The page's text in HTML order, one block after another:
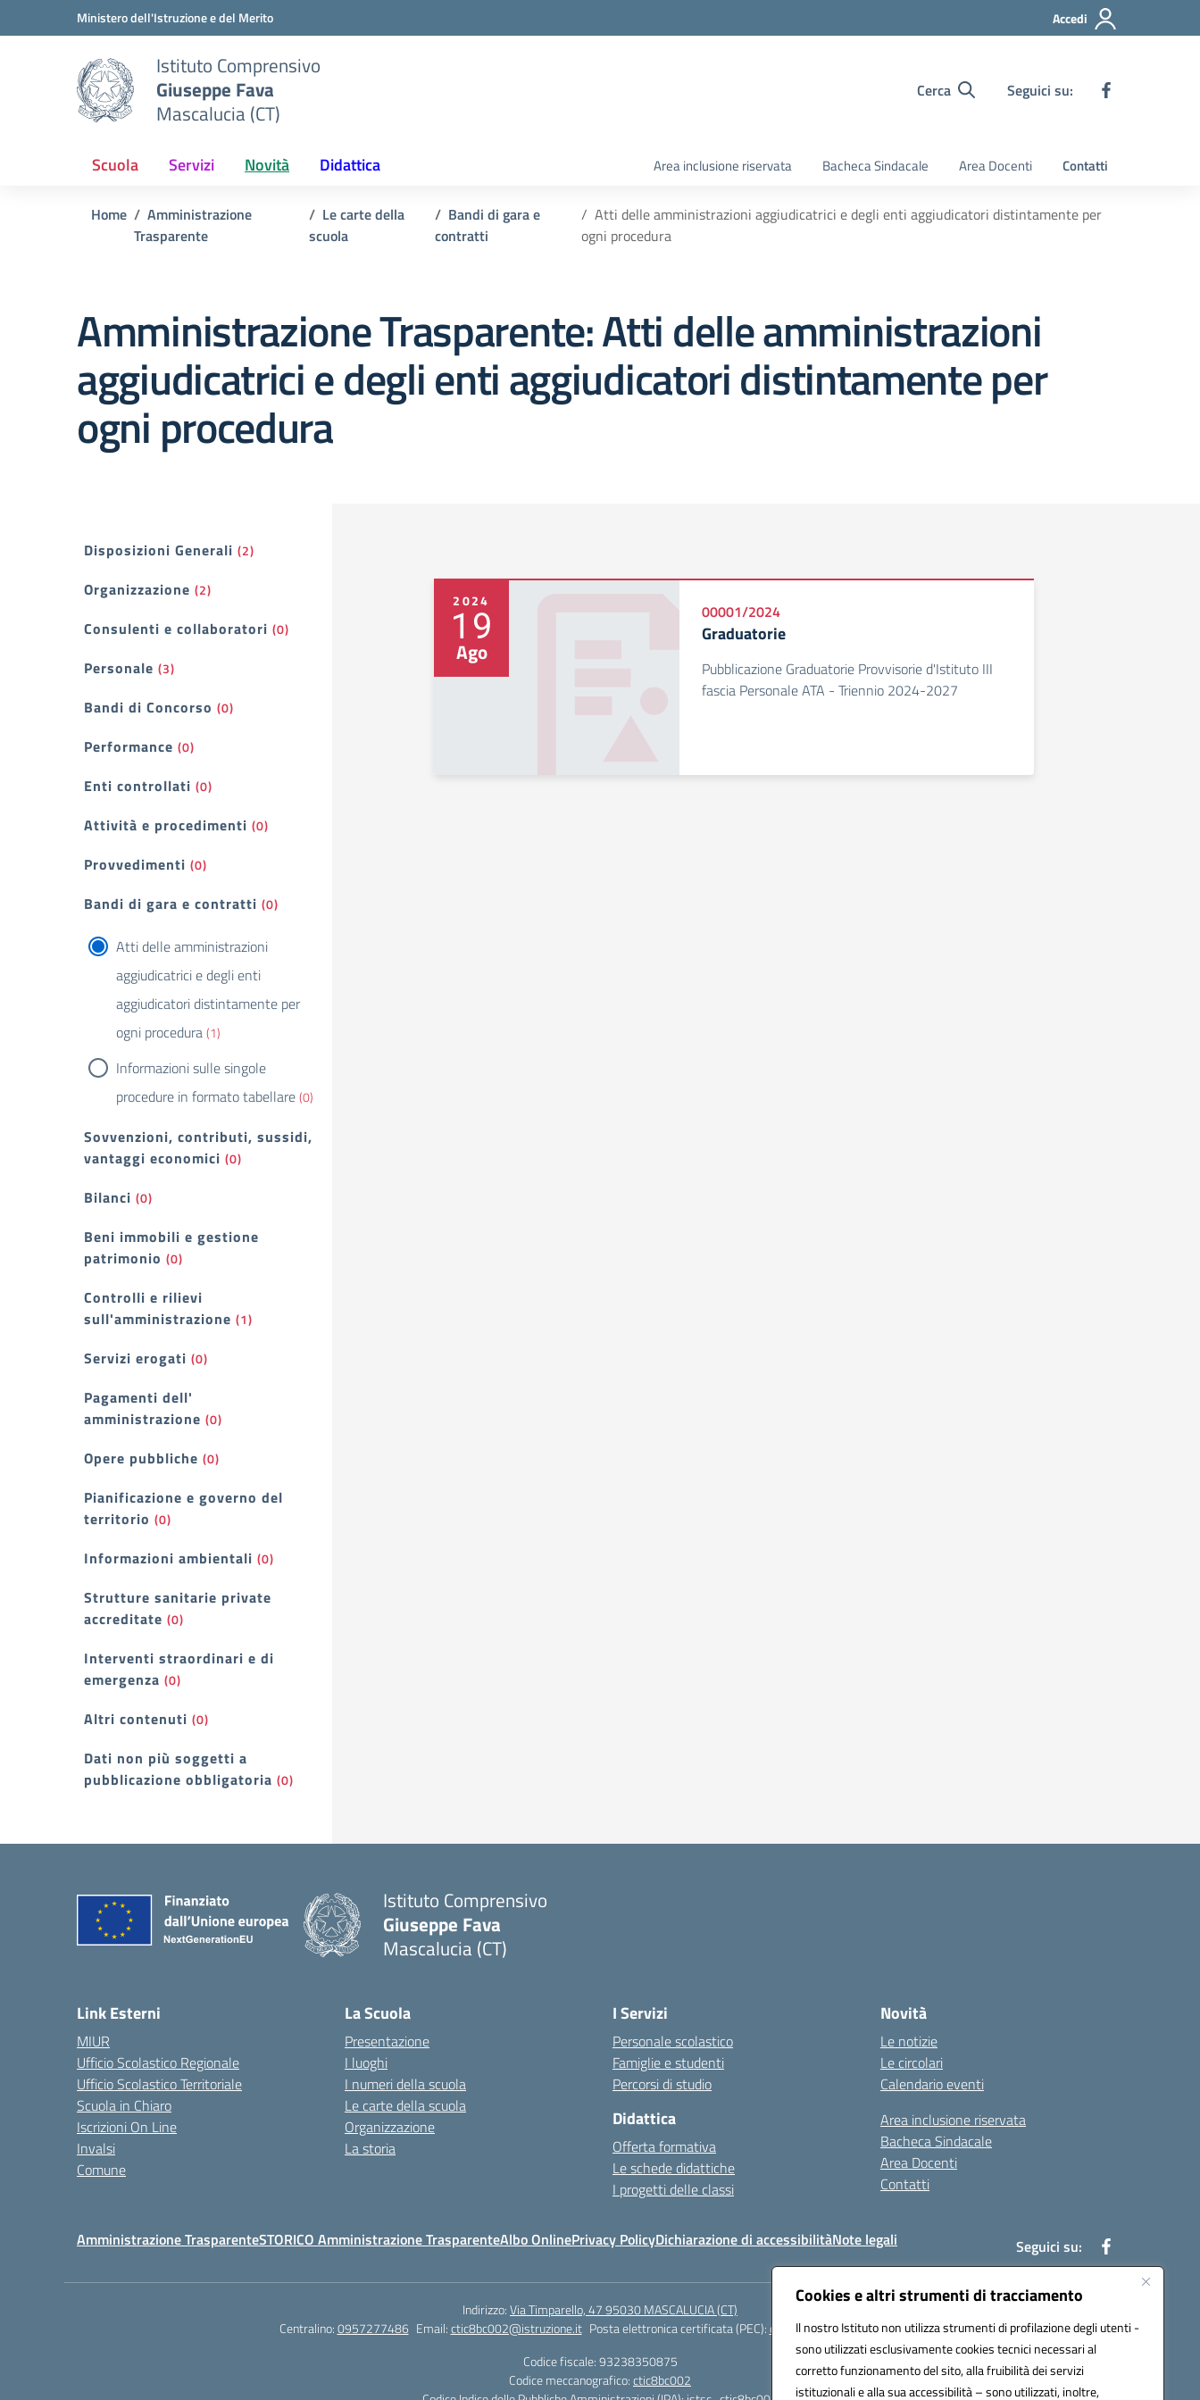
Cookies e altri strumenti di tracciamento
Il nostro Istituto non utilizza strumenti di profilazione degli utenti -
sono utilizzati esclusivamente cookies tecnici necessari al
corretto funzionamento del sito, alla fruibilità dei servizi
istituzionali e alla sua accessibilità – sono utilizzati, inoltre,
Vai ai contenuti
Vai al menu di navigazioneMinistero dell'Istruzione e del Merito Accedi
Istituto Comprensivo
Giuseppe Fava
Mascalucia (CT)
Cerca Seguici su:
Scuola Servizi Novità Didattica Area inclusione riservata Bacheca Sindacale Area Docenti Contatti
Home
Amministrazione
Trasparente
Le carte della
scuola
Bandi di gara e
contratti
Atti delle amministrazioni aggiudicatrici e degli enti aggiudicatori distintamente per
ogni procedura
Amministrazione Trasparente:Atti delle amministrazioni
aggiudicatrici e degli enti aggiudicatori distintamente per
ogni procedura
Filtri
Disposizioni Generali (2)
Organizzazione (2)
Consulenti e collaboratori (0)
Personale (3)
Bandi di Concorso (0)
Performance (0)
Enti controllati (0)
Attività e procedimenti (0)
Provvedimenti (0)
Bandi di gara e contratti (0)
Atti delle amministrazioni
aggiudicatrici e degli enti
aggiudicatori distintamente per
ogni procedura(1)
Informazioni sulle singole
procedure in formato tabellare(0)
Sovvenzioni, contributi, sussidi,
vantaggi economici (0)
Bilanci (0)
Beni immobili e gestione
patrimonio (0)
Controlli e rilievi
sull'amministrazione (1)
Servizi erogati (0)
Pagamenti dell'
amministrazione (0)
Opere pubbliche (0)
Pianificazione e governo del
territorio (0)
Informazioni ambientali (0)
Strutture sanitarie private
accreditate (0)
Interventi straordinari e di
emergenza (0)
Altri contenuti (0)
Dati non più soggetti a
pubblicazione obbligatoria (0)
2024
19
Ago
00001/2024
Graduatorie
Pubblicazione Graduatorie Provvisorie d'Istituto III
fascia Personale ATA - Triennio 2024-2027
Istituto Comprensivo
Giuseppe Fava
Mascalucia (CT)
Link Esterni
MIUR
Ufficio Scolastico Regionale
Ufficio Scolastico Territoriale
Scuola in Chiaro
Iscrizioni On Line
Invalsi
Comune
La Scuola
Presentazione
I luoghi
I numeri della scuola
Le carte della scuola
Organizzazione
La storia
I Servizi
Personale scolastico
Famiglie e studenti
Percorsi di studio
Didattica
Offerta formativa
Le schede didattiche
I progetti delle classi
Novità
Le notizie
Le circolari
Calendario eventi
Area inclusione riservata
Bacheca Sindacale
Area Docenti
Contatti
Amministrazione TrasparenteSTORICO Amministrazione TrasparenteAlbo OnlinePrivacy PolicyDichiarazione di accessibilitàNote legali Seguici su:
Indirizzo:Via Timparello, 47 95030 MASCALUCIA (CT)
Centralino:0957277486 Email:ctic8bc002@istruzione.it Posta elettronica certificata (PEC):ctic8bc002@pec.istruzione.it
Codice fiscale: 93238350875
Codice meccanografico:ctic8bc002